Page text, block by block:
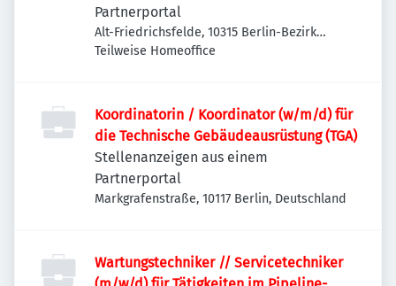
Partnerportal
Alt-Friedrichsfelde, 10315 Berlin-Bezirk
Lichtenberg, Deutschland
Teilweise Homeoffice
Koordinatorin / Koordinator (w/m/d) für
die Technische Gebäudeausrüstung (TGA)
Stellenanzeigen aus einem
Partnerportal
Markgrafenstraße, 10117 Berlin, Deutschland
Wartungstechniker // Servicetechniker